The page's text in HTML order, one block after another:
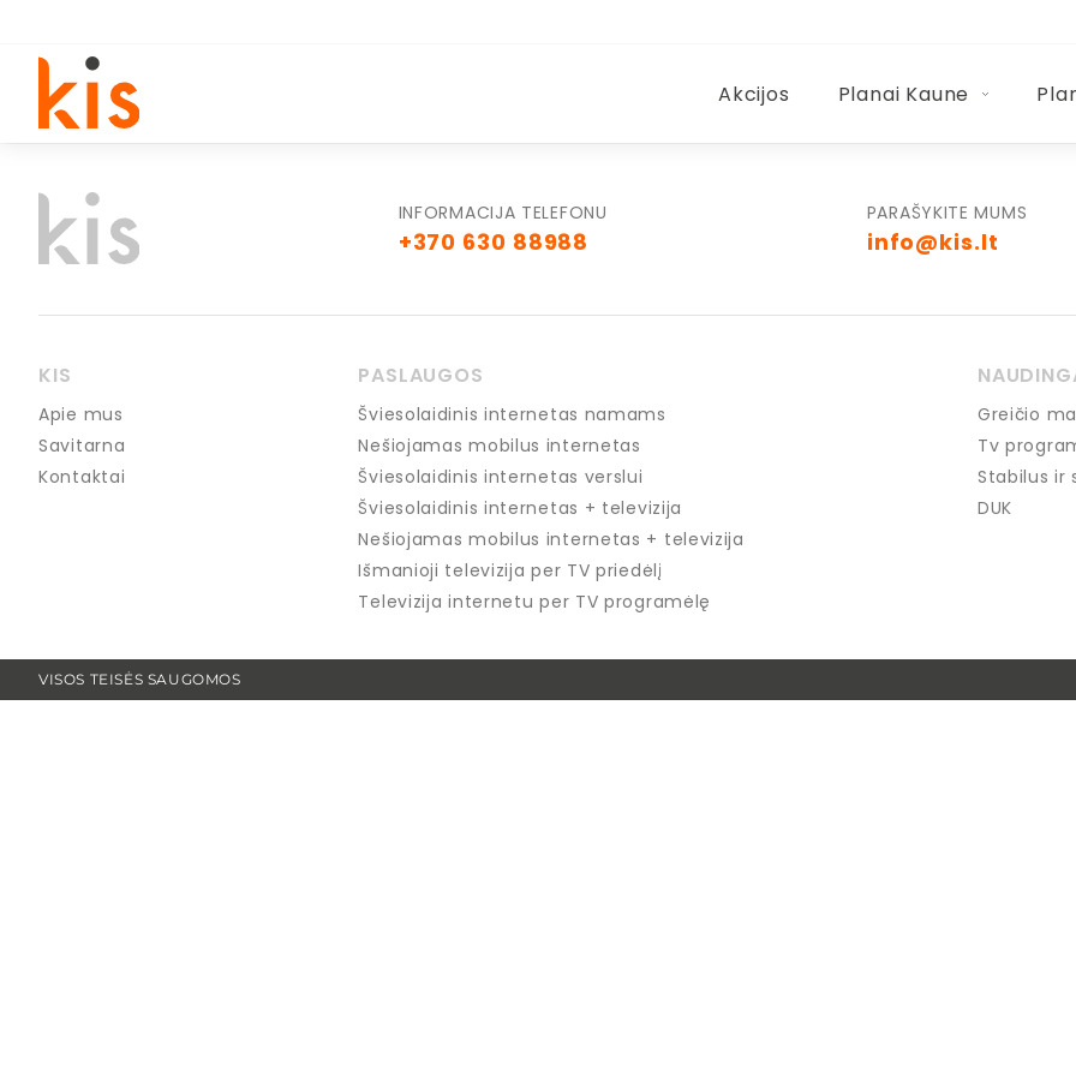
Akcijos Planai Kaune
INFORMACIJA TELEFONU
+370 630 88988
PARAŠYKITE MUMS
info@kis.lt
KIS
Apie mus
Savitarna
Kontaktai
PASLAUGOS
Šviesolaidinis internetas namams
Nešiojamas mobilus internetas
Šviesolaidinis internetas verslui
Šviesolaidinis internetas + televizija
Nešiojamas mobilus internetas + televizija
Išmanioji televizija per TV priedėlį
Televizija internetu per TV programėlę
Greičio
Tv
Stabilus ir
DUK
VISOS TEISĖS SAUGOMOS